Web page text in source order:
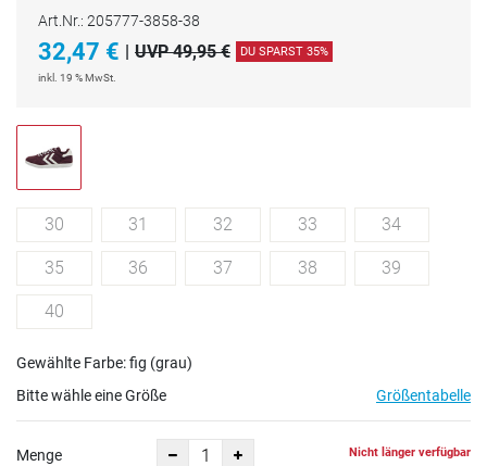
Art.Nr.: 205777-3858-38
32,47 € | UVP 49,95 € DU SPARST 35%
inkl. 19 % MwSt.
30 31 32 33 34
35 36 37 38 39
40
Gewählte Farbe: fig (grau)
Bitte wähle eine Größe
Größentabelle
Menge Nicht länger verfügbar